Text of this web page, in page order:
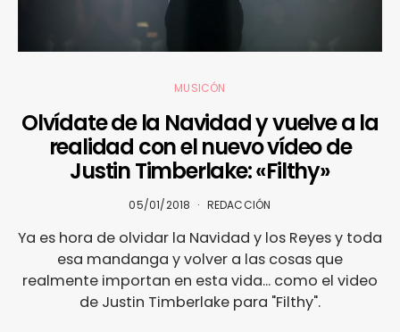
MUSICÓN
Olvídate de la Navidad y vuelve a la
realidad con el nuevo vídeo de
Justin Timberlake: «Filthy»
05/01/2018 REDACCIÓN
Ya es hora de olvidar la Navidad y los Reyes y toda
esa mandanga y volver a las cosas que
realmente importan en esta vida... como el video
de Justin Timberlake para "Filthy".